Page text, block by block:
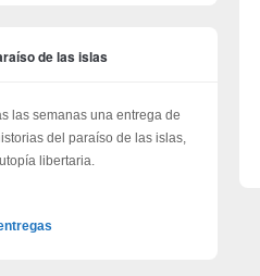
de las islas
las semanas una entrega de
del paraíso de las islas,
libertaria.